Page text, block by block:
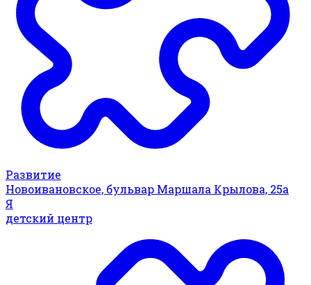
Развитие
Новоивановское, бульвар Маршала Крылова, 25а
Я
детский центр